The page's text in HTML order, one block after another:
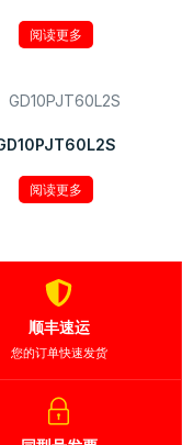
阅读更多
阅读更多
顺丰速运
您的订单快速发货